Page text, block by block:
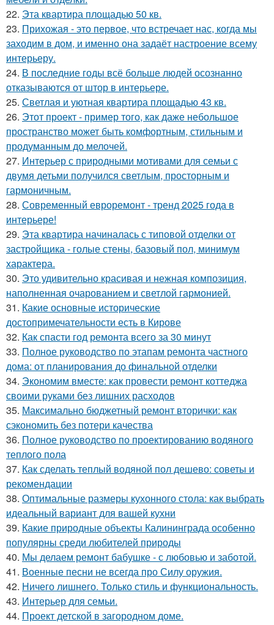
22. Эта квартира площадью 50 кв.
23. Прихожая - это первое, что встречает нас, когда мы
заходим в дом, и именно она задаёт настроение всему
интерьеру.
24. В последние годы всё больше людей осознанно
отказываются от штор в интерьере.
25. Светлая и уютная квартира площадью 43 кв.
26. Этот проект - пример того, как даже небольшое
пространство может быть комфортным, стильным и
продуманным до мелочей.
27. Интерьер с природными мотивами для семьи с
двумя детьми получился светлым, просторным и
гармоничным.
28. Современный евроремонт - тренд 2025 года в
интерьере!
29. Эта квартира начиналась с типовой отделки от
застройщика - голые стены, базовый пол, минимум
характера.
30. Это удивительно красивая и нежная композиция,
наполненная очарованием и светлой гармонией.
31. Какие основные исторические
достопримечательности есть в Кирове
32. Как спасти год ремонта всего за 30 минут
33. Полное руководство по этапам ремонта частного
дома: от планирования до финальной отделки
34. Экономим вместе: как провести ремонт коттеджа
своими руками без лишних расходов
35. Максимально бюджетный ремонт вторички: как
сэкономить без потери качества
36. Полное руководство по проектированию водяного
теплого пола
37. Как сделать теплый водяной пол дешево: советы и
рекомендации
38. Оптимальные размеры кухонного стола: как выбрать
идеальный вариант для вашей кухни
39. Какие природные объекты Калининграда особенно
популярны среди любителей природы
40. Мы делаем ремонт бабушке - с любовью и заботой.
41. Военные песни не всегда про Силу оружия.
42. Ничего лишнего. Только стиль и функциональность.
43. Интерьер для семьи.
44. Проект детской в загородном доме.